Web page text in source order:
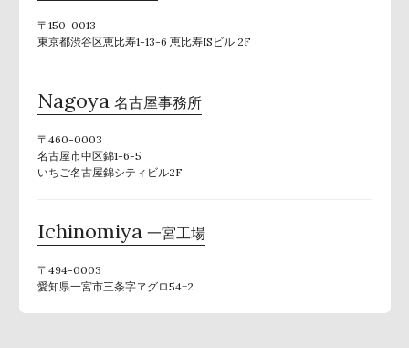
〒150-0013
東京都渋谷区恵比寿1-13-6 恵比寿ISビル 2F
Nagoya 名古屋事務所
〒460-0003
名古屋市中区錦1-6-5
いちご名古屋錦シティビル2F
Ichinomiya 一宮工場
〒494-0003
愛知県一宮市三条字ヱグロ54−2